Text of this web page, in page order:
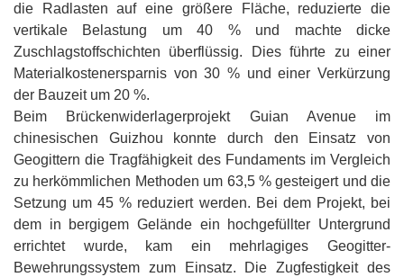
die Radlasten auf eine größere Fläche, reduzierte die
vertikale Belastung um 40 % und machte dicke
Zuschlagstoffschichten überflüssig. Dies führte zu einer
Materialkostenersparnis von 30 % und einer Verkürzung
der Bauzeit um 20 %.
Beim Brückenwiderlagerprojekt Guian Avenue im
chinesischen Guizhou konnte durch den Einsatz von
Geogittern die Tragfähigkeit des Fundaments im Vergleich
zu herkömmlichen Methoden um 63,5 % gesteigert und die
Setzung um 45 % reduziert werden. Bei dem Projekt, bei
dem in bergigem Gelände ein hochgefüllter Untergrund
errichtet wurde, kam ein mehrlagiges Geogitter-
Bewehrungssystem zum Einsatz. Die Zugfestigkeit des